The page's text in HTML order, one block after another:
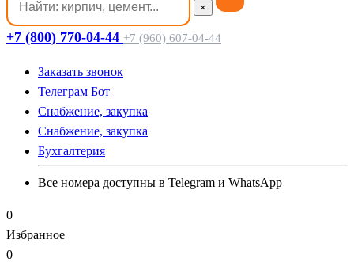
×
+7 (800) 770-04-44 +7 (960) 607-04-44
Заказать звонок
Телеграм Бот
Cнабжение, закупка
Cнабжение, закупка
Бухгалтерия
Все номера доступны в Telegram и WhatsApp
0
Избранное
0